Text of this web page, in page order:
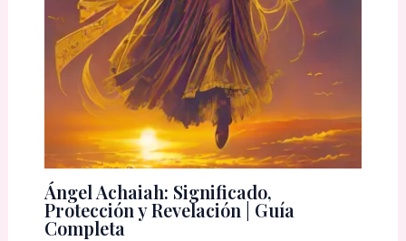
Ángel Achaiah: Significado,
Protección y Revelación | Guía
Completa